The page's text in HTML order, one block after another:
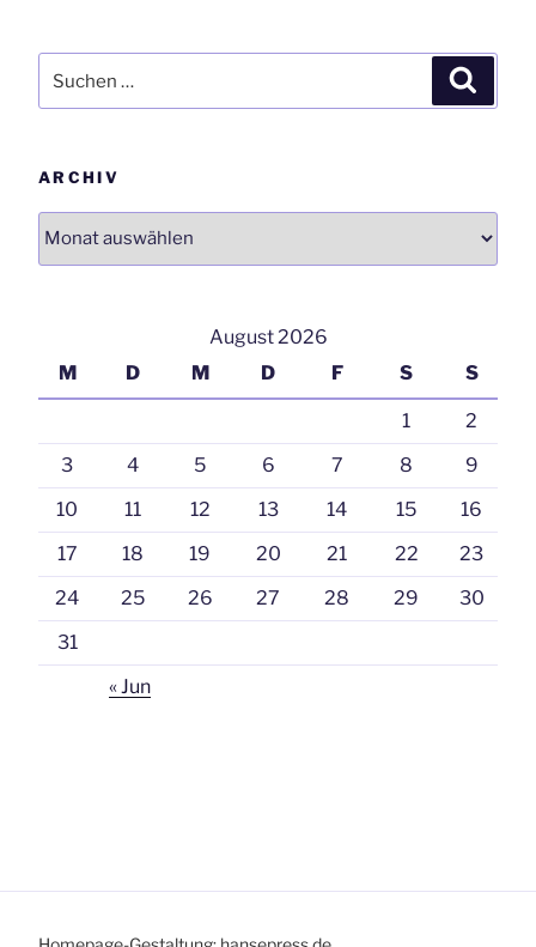
nach:
ARCHIV
August 2026
M
D M D F S S
1
2
3
4 5 6 7 8
9
10
11 12 13 14 15
16
17
18 19 20 21 22
23
24
25 26 27 28 29
30
31
« Jun